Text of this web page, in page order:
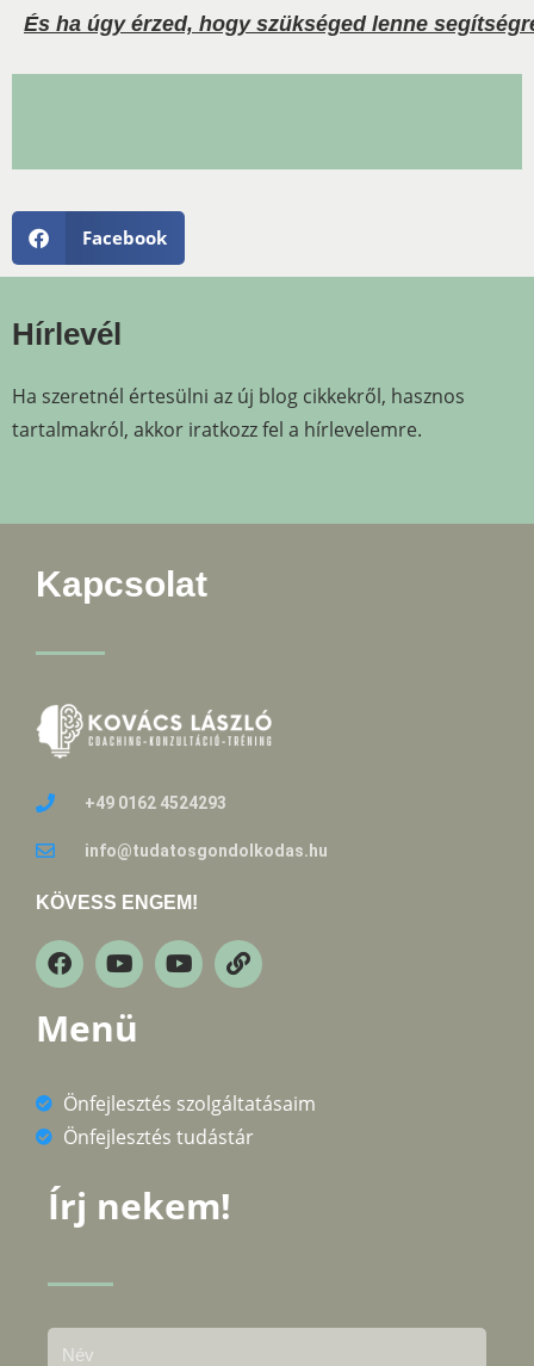
És ha úgy érzed, hogy szükséged lenne
Facebook
Hírlevél
Ha szeretnél értesülni az új blog cikkekről, hasznos
tartalmakról, akkor iratkozz fel a hírlevelemre.
Kapcsolat
+49 0162 4524293
info@tudatosgondolkodas.hu
KÖVESS ENGEM!
Menü
Önfejlesztés szolgáltatásaim
Önfejlesztés tudástár
Írj nekem!